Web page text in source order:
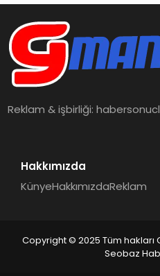
Reklam & işbirliği:
Hakkımızda
KünyeHakkımızdaReklam
Copyright © 2025 Tüm hakları
Seobaz